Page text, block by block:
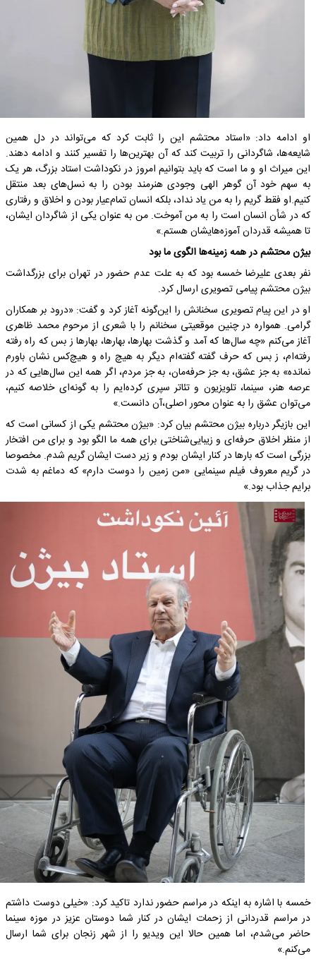
او ادامه داد: «استاد محتشم این را ثابت کرد که می‌تواند در دل همین
شایعه‌ها، شاگردانی را تربیت کند که آن بهترین‌ها را تفسیر کنند و ادامه دهند.
این میراث او و ما است که باید بتوانیم امروز در نکوداشت استاد بزرگ، هر یک
به سهم خود آن گوهر الهی وجودی هنرمند بودن را به نسل‌های بعد منتقل
کنیم.او فقط گریم را به من یاد نداد، بلکه انسان تمام‌عیار بودن و اخلاق و رفتاری
که در شأن انسان است را به من آموخت. من به عنوان یکی از شاگردان ایشان،
تا همیشه قدردان آموزه‌هایشان هستم.»
بیژن محتشم در همه زمینه‌ها الگوی ما بود
نفر بعدی علیرضا خمسه بود که به علت عدم حضور در تهران برای بزرگداشت
بیژن محتشم پیامی تصویری ارسال کرد.
او در این پیام تصویری سخنانش را این‌گونه آغاز کرد و گفت: «درود بر همکاران
گرامی. همواره در چنین موقعیتی سخنانم را با شعری از مرحوم محمد ظاهری
آغاز می‌کنم «چه سال‌ها که آمد و گذشت بهارها، بهارها، بهارها ز بس که راه رفته
رفته‌ام، ز بس که حرف گفته گفته‌ام دیگر به هیچ راه و هیچ‌کس نشان باورم
نمانده» به جز عشق، به جز حرفه‌مان، به جز مردم، اگر همه این سال‌هایی که در
عرصه هنر، سینما، تلویزیون و تئاتر سپری کرده‌ایم را به گونه‌ای خلاصه کنیم،
می‌توان عشق را به عنوان محور اصلی،آن دانست.»
این بازیگر درباره بیژن محتشم بیان کرد: «بیژن محتشم یکی از کسانی است که
از منظر اخلاق حرفه‌ای و زیبایی‌شناختی برای همه ما الگو بود و برای من افتخار
بزرگی است که بارها در کنار ایشان بودم و زیر دست ایشان گریم شدم. مخصوصا
در گریم معروف فیلم سینمایی «من زمین را دوست دارم» که دماغم به شدت
برایم جذاب بود.»
خمسه با اشاره به اینکه در مراسم حضور ندارد تاکید کرد: «خیلی دوست داشتم
در مراسم قدردانی از زحمات ایشان در کنار شما دوستان عزیز در موزه سینما
حاضر می‌شدم، اما همین حالا این ویدیو را از شهر زنجان برای شما ارسال
می‌کنم.»